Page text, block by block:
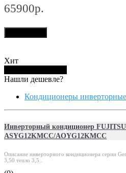
65900р.
Хит
Нашли дешевле?
Кондиционеры инверторные
Инверторный кондиционер
ASYG12KMCC/AOYG12KMCC
Описание инверторного кондиционера серии
3,50 тепло 3,5..